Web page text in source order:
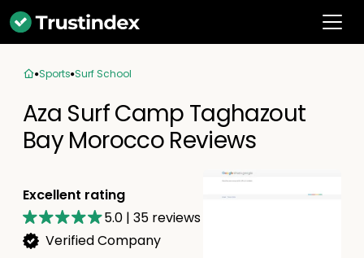
Sports Surf School
Aza Surf Camp Taghazout
Bay Morocco Reviews
Excellent rating
5.0 | 35 reviews
Verified Company